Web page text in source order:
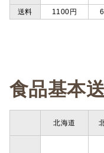
送料
1100円
食品
北海道